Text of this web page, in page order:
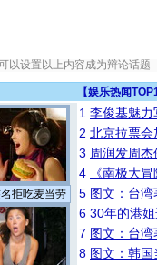
【娱乐热闻
拒吃麦当劳
1 李俊基魅力
2 北京拉票
3 周润发周
4
《南极大
5 图文：台
6 30年的港
7 图文：台
8 图文：韩